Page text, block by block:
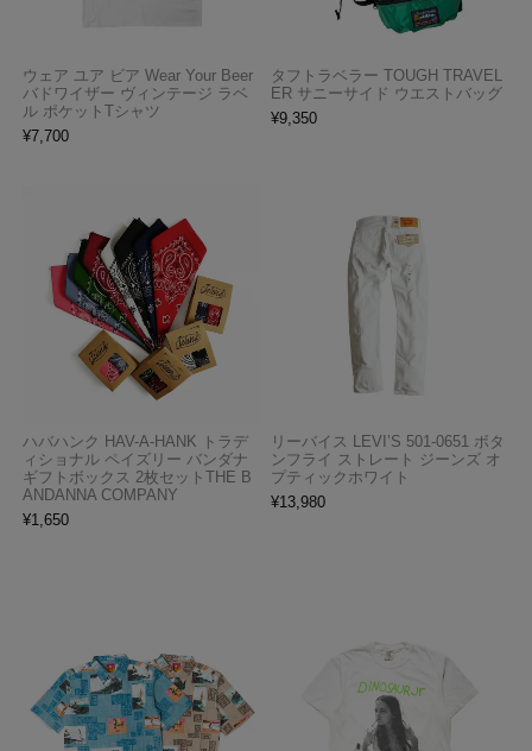
ウェア ユア ビア Wear Your Beer
バドワイザー ヴィンテージ ラベ
ル ポケットTシャツ
¥7,700
タフトラベラー TOUGH TRAVEL
ER サニーサイド ウエストバッグ
¥9,350
ハバハンク HAV-A-HANK トラデ
ィショナル ペイズリー バンダナ
ギフトボックス 2枚セットTHE B
ANDANNA COMPANY
¥1,650
リーバイス LEVI’S 501-0651 ボタ
ンフライ ストレート ジーンズ オ
プティックホワイト
¥13,980